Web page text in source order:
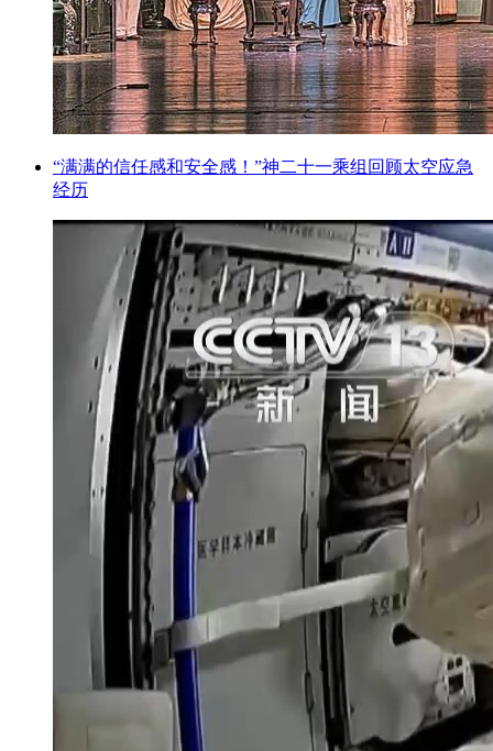
“满满的信任感和安全感！”神二十一乘组回顾太空应急
经历